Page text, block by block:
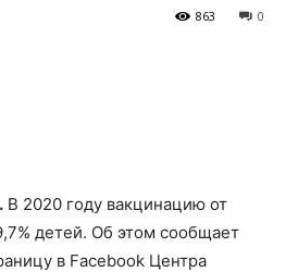
0
863
В 2020 году вакцинацию от
детей. Об этом сообщает
в Facebook Центра